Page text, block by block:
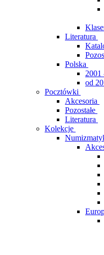
Literatura
Polska
2001
od
Pocztówki
Akcesoria
Pozostałe
Literatura
Kolekcje